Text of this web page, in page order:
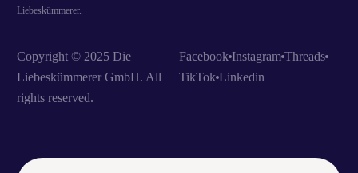
Liebeskümmerer.
Copyright © 2025 Die
Liebeskümmerer GmbH. All
rights reserved.
Facebook Instagram Threads
TikTok Linkedin